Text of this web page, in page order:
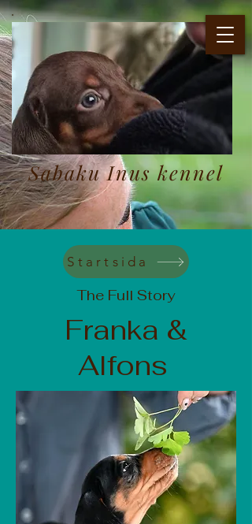
Sabaku Inus Kennel
sedan 2009
Uppfödning av normalstor tax och
rhodesian ridgeback
Sabaku Inus kennel
Startsida
The Full Story
Franka &
Alfons